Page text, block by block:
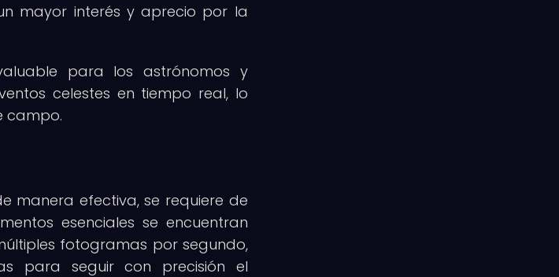
mayor interés y aprecio por la
para los astrónomos y
celestes en tiempo real, lo
campo.
efectiva, se requiere de
esenciales se encuentran
fotogramas por segundo,
para seguir con precisión el